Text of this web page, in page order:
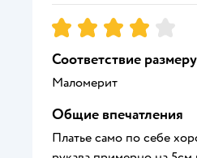
Рейтинг:4
Соответствие
Маломерит
Общие впечатления
Платье само по себе